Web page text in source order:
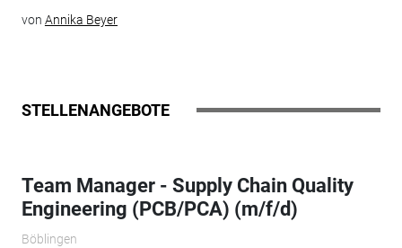
von Annika Beyer
STELLENANGEBOTE
Team Manager - Supply Chain Quality
Engineering (PCB/PCA) (m/f/d)
Böblingen